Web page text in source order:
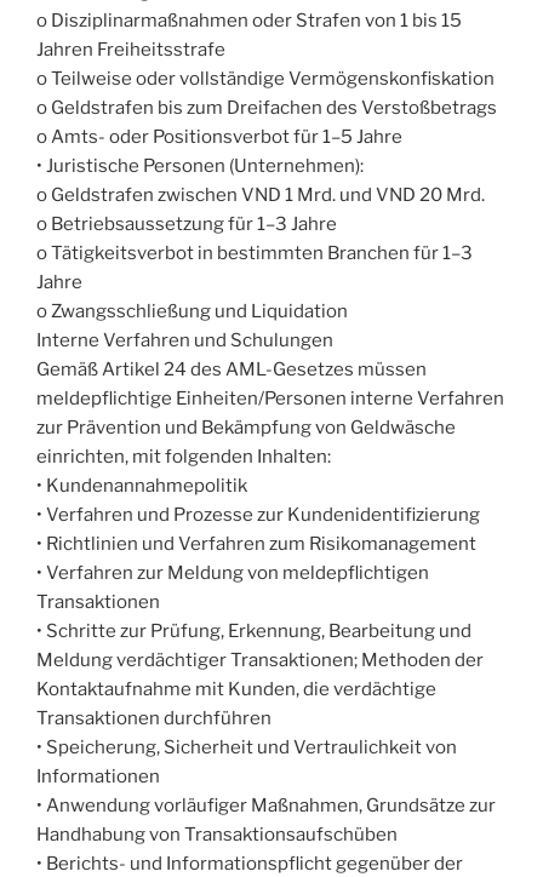
o Disziplinarmaßnahmen oder Strafen von 1 bis 15
Jahren Freiheitsstrafe
o Teilweise oder vollständige Vermögenskonfiskation
o Geldstrafen bis zum Dreifachen des Verstoßbetrags
o Amts- oder Positionsverbot für 1–5 Jahre
• Juristische Personen (Unternehmen):
o Geldstrafen zwischen VND 1 Mrd. und VND 20 Mrd.
o Betriebsaussetzung für 1–3 Jahre
o Tätigkeitsverbot in bestimmten Branchen für 1–3
Jahre
o Zwangsschließung und Liquidation
Interne Verfahren und Schulungen
Gemäß Artikel 24 des AML-Gesetzes müssen
meldepflichtige Einheiten/Personen interne Verfahren
zur Prävention und Bekämpfung von Geldwäsche
einrichten, mit folgenden Inhalten:
• Kundenannahmepolitik
• Verfahren und Prozesse zur Kundenidentifizierung
• Richtlinien und Verfahren zum Risikomanagement
• Verfahren zur Meldung von meldepflichtigen
Transaktionen
• Schritte zur Prüfung, Erkennung, Bearbeitung und
Meldung verdächtiger Transaktionen; Methoden der
Kontaktaufnahme mit Kunden, die verdächtige
Transaktionen durchführen
• Speicherung, Sicherheit und Vertraulichkeit von
Informationen
• Anwendung vorläufiger Maßnahmen, Grundsätze zur
Handhabung von Transaktionsaufschüben
• Berichts- und Informationspflicht gegenüber der